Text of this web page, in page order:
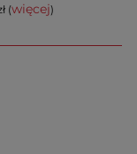
(więcej)